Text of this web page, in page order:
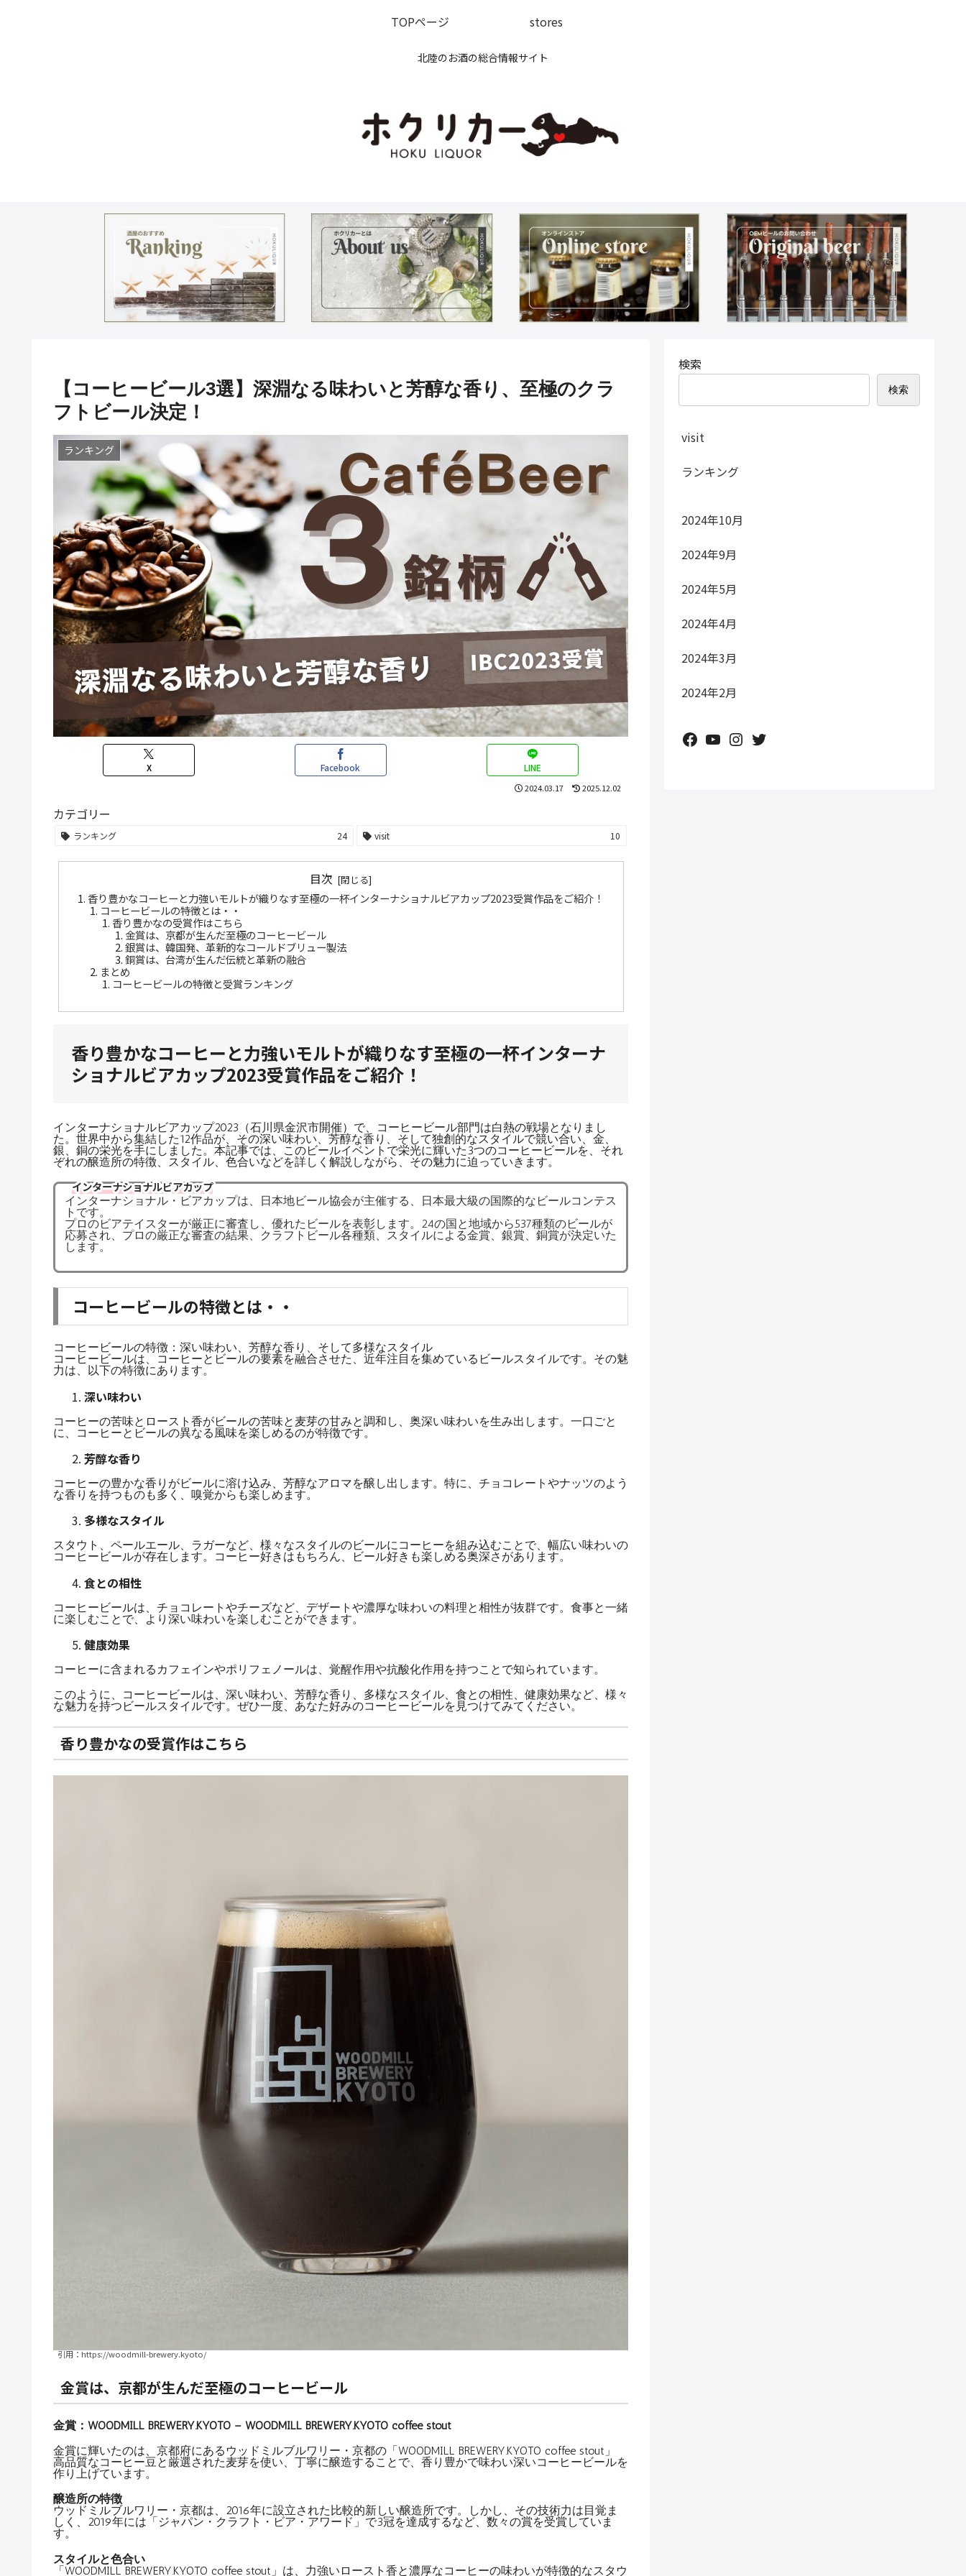
北陸のお酒の総合情報サイト
TOPページ stores
【コーヒービール3選】深淵なる味わいと芳醇な香り、至極のクラ
フトビール決定！
ランキング
X Facebook LINE
2024.03.17 2025.12.02
カテゴリー
ランキング 24 visit 10
目次
香り豊かなコーヒーと力強いモルトが織りなす至極の一杯インターナショナルビアカップ2023受賞作品をご紹介！
コーヒービールの特徴とは・・
香り豊かなの受賞作はこちら
金賞は、京都が生んだ至極のコーヒービール
銀賞は、韓国発、革新的なコールドブリュー製法
銅賞は、台湾が生んだ伝統と革新の融合
まとめ
コーヒービールの特徴と受賞ランキング
香り豊かなコーヒーと力強いモルトが織りなす至極の一杯インターナ
ショナルビアカップ2023受賞作品をご紹介！
インターナショナルビアカップ2023（石川県金沢市開催）で、コーヒービール部門は白熱の戦場となりまし
た。世界中から集結した12作品が、その深い味わい、芳醇な香り、そして独創的なスタイルで競い合い、金、
銀、銅の栄光を手にしました。本記事では、このビールイベントで栄光に輝いた3つのコーヒービールを、それ
ぞれの醸造所の特徴、スタイル、色合いなどを詳しく解説しながら、その魅力に迫っていきます。
インターナショナルビアカップ
インターナショナル・ビアカップは、日本地ビール協会が主催する、日本最大級の国際的なビールコンテス
トです。
プロのビアテイスターが厳正に審査し、優れたビールを表彰します。24の国と地域から537種類のビールが
応募され、プロの厳正な審査の結果、クラフトビール各種類、スタイルによる金賞、銀賞、銅賞が決定いた
します。
コーヒービールの特徴とは・・
コーヒービールの特徴：深い味わい、芳醇な香り、そして多様なスタイル
コーヒービールは、コーヒーとビールの要素を融合させた、近年注目を集めているビールスタイルです。その魅
力は、以下の特徴にあります。
深い味わい
コーヒーの苦味とロースト香がビールの苦味と麦芽の甘みと調和し、奥深い味わいを生み出します。一口ごと
に、コーヒーとビールの異なる風味を楽しめるのが特徴です。
芳醇な香り
コーヒーの豊かな香りがビールに溶け込み、芳醇なアロマを醸し出します。特に、チョコレートやナッツのよう
な香りを持つものも多く、嗅覚からも楽しめます。
多様なスタイル
スタウト、ペールエール、ラガーなど、様々なスタイルのビールにコーヒーを組み込むことで、幅広い味わいの
コーヒービールが存在します。コーヒー好きはもちろん、ビール好きも楽しめる奥深さがあります。
食との相性
コーヒービールは、チョコレートやチーズなど、デザートや濃厚な味わいの料理と相性が抜群です。食事と一緒
に楽しむことで、より深い味わいを楽しむことができます。
健康効果
コーヒーに含まれるカフェインやポリフェノールは、覚醒作用や抗酸化作用を持つことで知られています。
このように、コーヒービールは、深い味わい、芳醇な香り、多様なスタイル、食との相性、健康効果など、様々
な魅力を持つビールスタイルです。ぜひ一度、あなた好みのコーヒービールを見つけてみてください。
香り豊かなの受賞作はこちら
引用：https://woodmill-brewery.kyoto/
金賞は、京都が生んだ至極のコーヒービール
金賞：WOODMILL BREWERY.KYOTO – WOODMILL BREWERY.KYOTO coffee stout
金賞に輝いたのは、京都府にあるウッドミルブルワリー・京都の「WOODMILL BREWERY.KYOTO coffee stout」
高品質なコーヒー豆と厳選された麦芽を使い、丁寧に醸造することで、香り豊かで味わい深いコーヒービールを
作り上げています。
醸造所の特徴
ウッドミルブルワリー・京都は、2016年に設立された比較的新しい醸造所です。しかし、その技術力は目覚ま
しく、2019年には「ジャパン・クラフト・ビア・アワード」で3冠を達成するなど、数々の賞を受賞していま
す。
スタイルと色合い
「WOODMILL BREWERY.KYOTO coffee stout」は、力強いロースト香と濃厚なコーヒーの味わいが特徴的なスタウ
検索
検索
visit
ランキング
2024年10月
2024年9月
2024年5月
2024年4月
2024年3月
2024年2月
Facebook
YouTubeInstagram